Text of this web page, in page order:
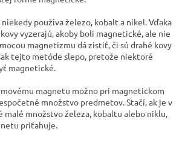
používa železo, kobalt a nikel. Vďaka
vyzerajú, akoby boli magnetické, ale nie
magnetizmu dá zistiť, či sú drahé kovy
tejto metóde slepo, pretože niektoré
magnetické.
magnetu možno pri magnetickom
množstvo predmetov. Stačí, ak je v
množstvo železa, kobaltu alebo niklu,
priťahuje.